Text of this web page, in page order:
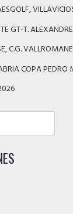
GT-T.
C.G.
COPA PEDRO